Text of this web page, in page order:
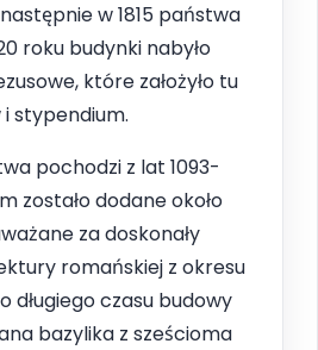
w 1815 państwa
roku budynki nabyło
które założyło tu
stypendium.
pochodzi z lat 1093-
zostało dodane około
za doskonały
romańskiej z okresu
długiego czasu budowy
bazylika z sześcioma